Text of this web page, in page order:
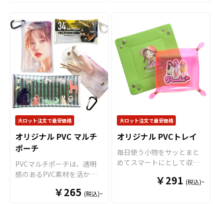
ずお気軽にご相談くださ
い。
していただくことができま
す。国内生産で短納期、小
ロットからの制作も承って
おりますので、お気軽にご
相談ください。
また裏面には、パッドのズ
レや落ち防止として吸着力
の高いゴム素材を採用して
いますので、抜群の安定感
があり、マウスの操作性と
作業効率アップをしっかり
とサポートいたします。 形
状は「円形」と「長方形」
の2種類をご用意しておりま
すので、デザインやキャラ
クター、用途などに合わせ
てお選びいただけます。ま
たオプション仕様にはなり
ぐるっと補強の縫製を入れ
た 「縫製加工タイプ」での
制作も可能です。 販売に必
要な資材も取り揃えており
のデザインにて制作いたし
ます。プリントを施したア
クリル板を”背合わせ”で貼
り合わせることで印刷面が
保護され、キズや擦れから
印刷を守ることができま
す。UVインクジェットによ
る繊細で美しいプリント
クリル「全面」に施します
ので、非常に高級感のある
仕上がりとなります。ま
た、形状やサイズはお客様
のデザインに合わせてダイ
切り出すことができますの
大ロット注文で最安価格
オリジナル PVC マルチ
ポーチ
PVCマルチポーチは、透明
感のあるPVC素材を活かし
能性とデザイン性を兼ね備
￥265 (税込)~
大ロット注文で最安価格
オリジナル PVCトレイ
毎日使う小物をサッとまと
めてスマートにとして収納
らかくて丈夫なPVC素材を
￥291 (税込)~